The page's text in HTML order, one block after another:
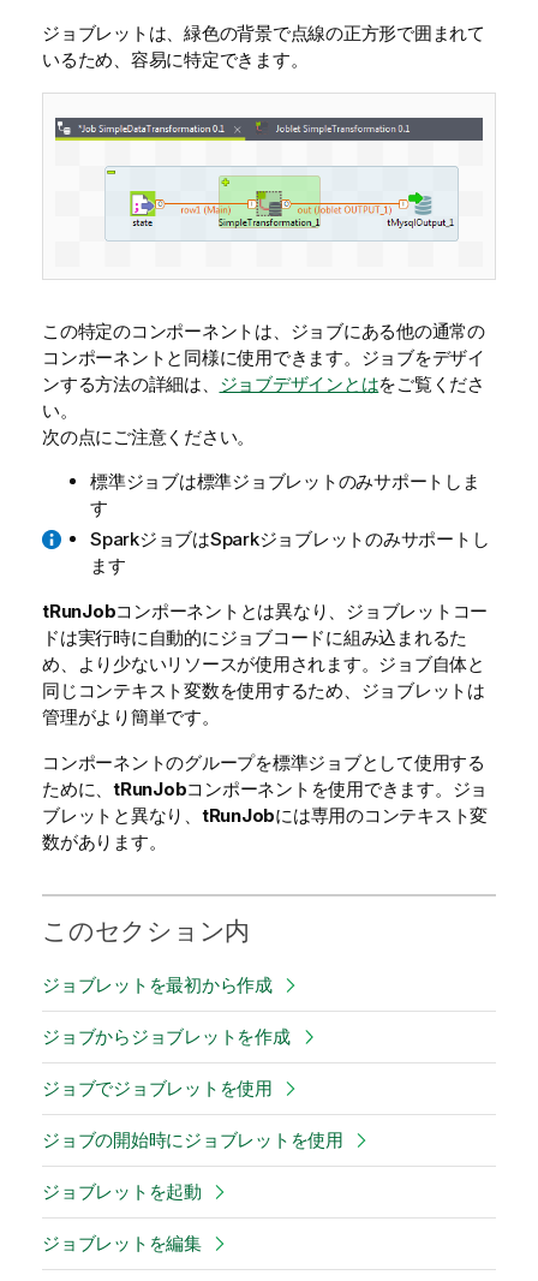
ジョブレットは、緑色の背景で点線の正方形で囲まれて
いるため、容易に特定できます。
この特定のコンポーネントは、ジョブにある他の通常の
コンポーネントと同様に使用できます。ジョブをデザイ
ンする方法の詳細は、 ジョブデザインとはをご覧くださ
い。
次の点にご注意ください。
標準ジョブは標準ジョブレットのみサポートしま
す
SparkジョブはSparkジョブレットのみサポートし
ます
tRunJobコンポーネントとは異なり、ジョブレットコー
ドは実行時に自動的にジョブコードに組み込まれるた
め、より少ないリソースが使用されます。ジョブ自体と
同じコンテキスト変数を使用するため、ジョブレットは
管理がより簡単です。
コンポーネントのグループを標準ジョブとして使用する
ために、 tRunJobコンポーネントを使用できます。ジョ
ブレットと異なり、 tRunJobには専用のコンテキスト変
数があります。
このセクション内
ジョブレットを最初から作成
ジョブからジョブレットを作成
ジョブでジョブレットを使用
ジョブの開始時にジョブレットを使用
ジョブレットを起動
ジョブレットを編集